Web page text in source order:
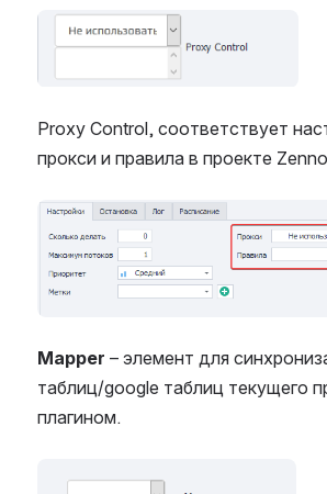
Open
Proxy Control, соответствует
прокси и правила в проекте
Open
Mapper – элемент для
таблиц/google таблиц текущего
плагином.